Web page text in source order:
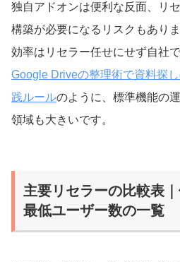
独自アドオンは便利な反面、リ
構築が必要になるリスクもあり
効率はリセラー任せにせず自社
Google Driveの整理術で資料探
践ルールのように、標準機能の
領域も大きいです。
主要リセラーの比較表
最低ユーザー数の一覧